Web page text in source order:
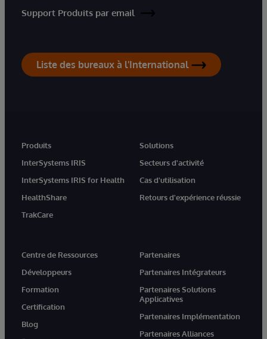
Support Produits par email
Liste des bureaux à l'International
Produits
InterSystems IRIS
InterSystems IRIS for Health
HealthShare
TrakCare
Solutions
Secteurs d'activité
Cas d'utilisation
Retours d'expérience réussie
Centre de Ressources
Développeurs
Formation
Certification
Blog
Partenaires
Partenaires Intégrateurs
Partenaires Solutions
Applicatives
Partenaires Implémentation
Partenaires Alliances